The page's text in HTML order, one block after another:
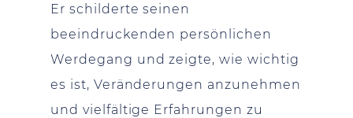
Er schilderte seinen
beeindruckenden persönlichen
Werdegang und zeigte, wie wichtig
es ist, Veränderungen anzunehmen
und vielfältige Erfahrungen zu